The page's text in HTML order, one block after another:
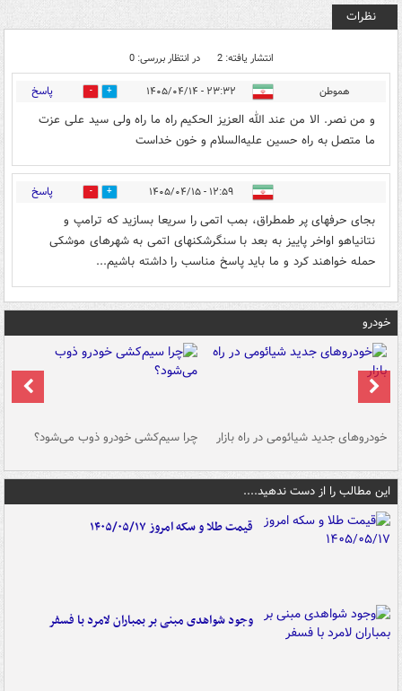
نظرات
انتشار یافته: 2 در انتظار بررسی: 0
هموطن ۲۳:۳۲ - ۱۴۰۵/۰۴/۱۴ 1 پاسخ
و من نصر. الا من عند الله العزیز الحکیم راه ما راه ولی سید علی عزت
ما متصل به راه حسین علیه‌السلام و خون خداست
۱۲:۵۹ - ۱۴۰۵/۰۴/۱۵ 0 پاسخ
بجای حرفهای پر طمطراق، بمب اتمی را سریعا بسازید که ترامپ و
نتانیاهو اواخر پاییز به بعد با سنگرشکنهای اتمی به شهرهای موشکی
حمله خواهند کرد و ما باید پاسخ مناسب را داشته باشیم...
خودرو
خودروهای جدید شیائومی در راه بازار چرا سیم‌کشی خودرو ذوب می‌شود؟
این مطالب را از دست ندهید....
قیمت طلا و سکه امروز ۱۴۰۵/۰۵/۱۷
وجود شواهدی مبنی بر بمباران لامرد با فسفر